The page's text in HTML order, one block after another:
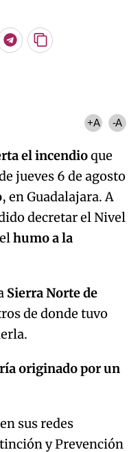
Telegram
Copiar
+A -A
el incendioque
jueves 6 de agosto
, en Guadalajara. A
decretar el Nivel
humo a la
Sierra Norte de
de donde tuvo
originado por un
sus redes
y Prevención